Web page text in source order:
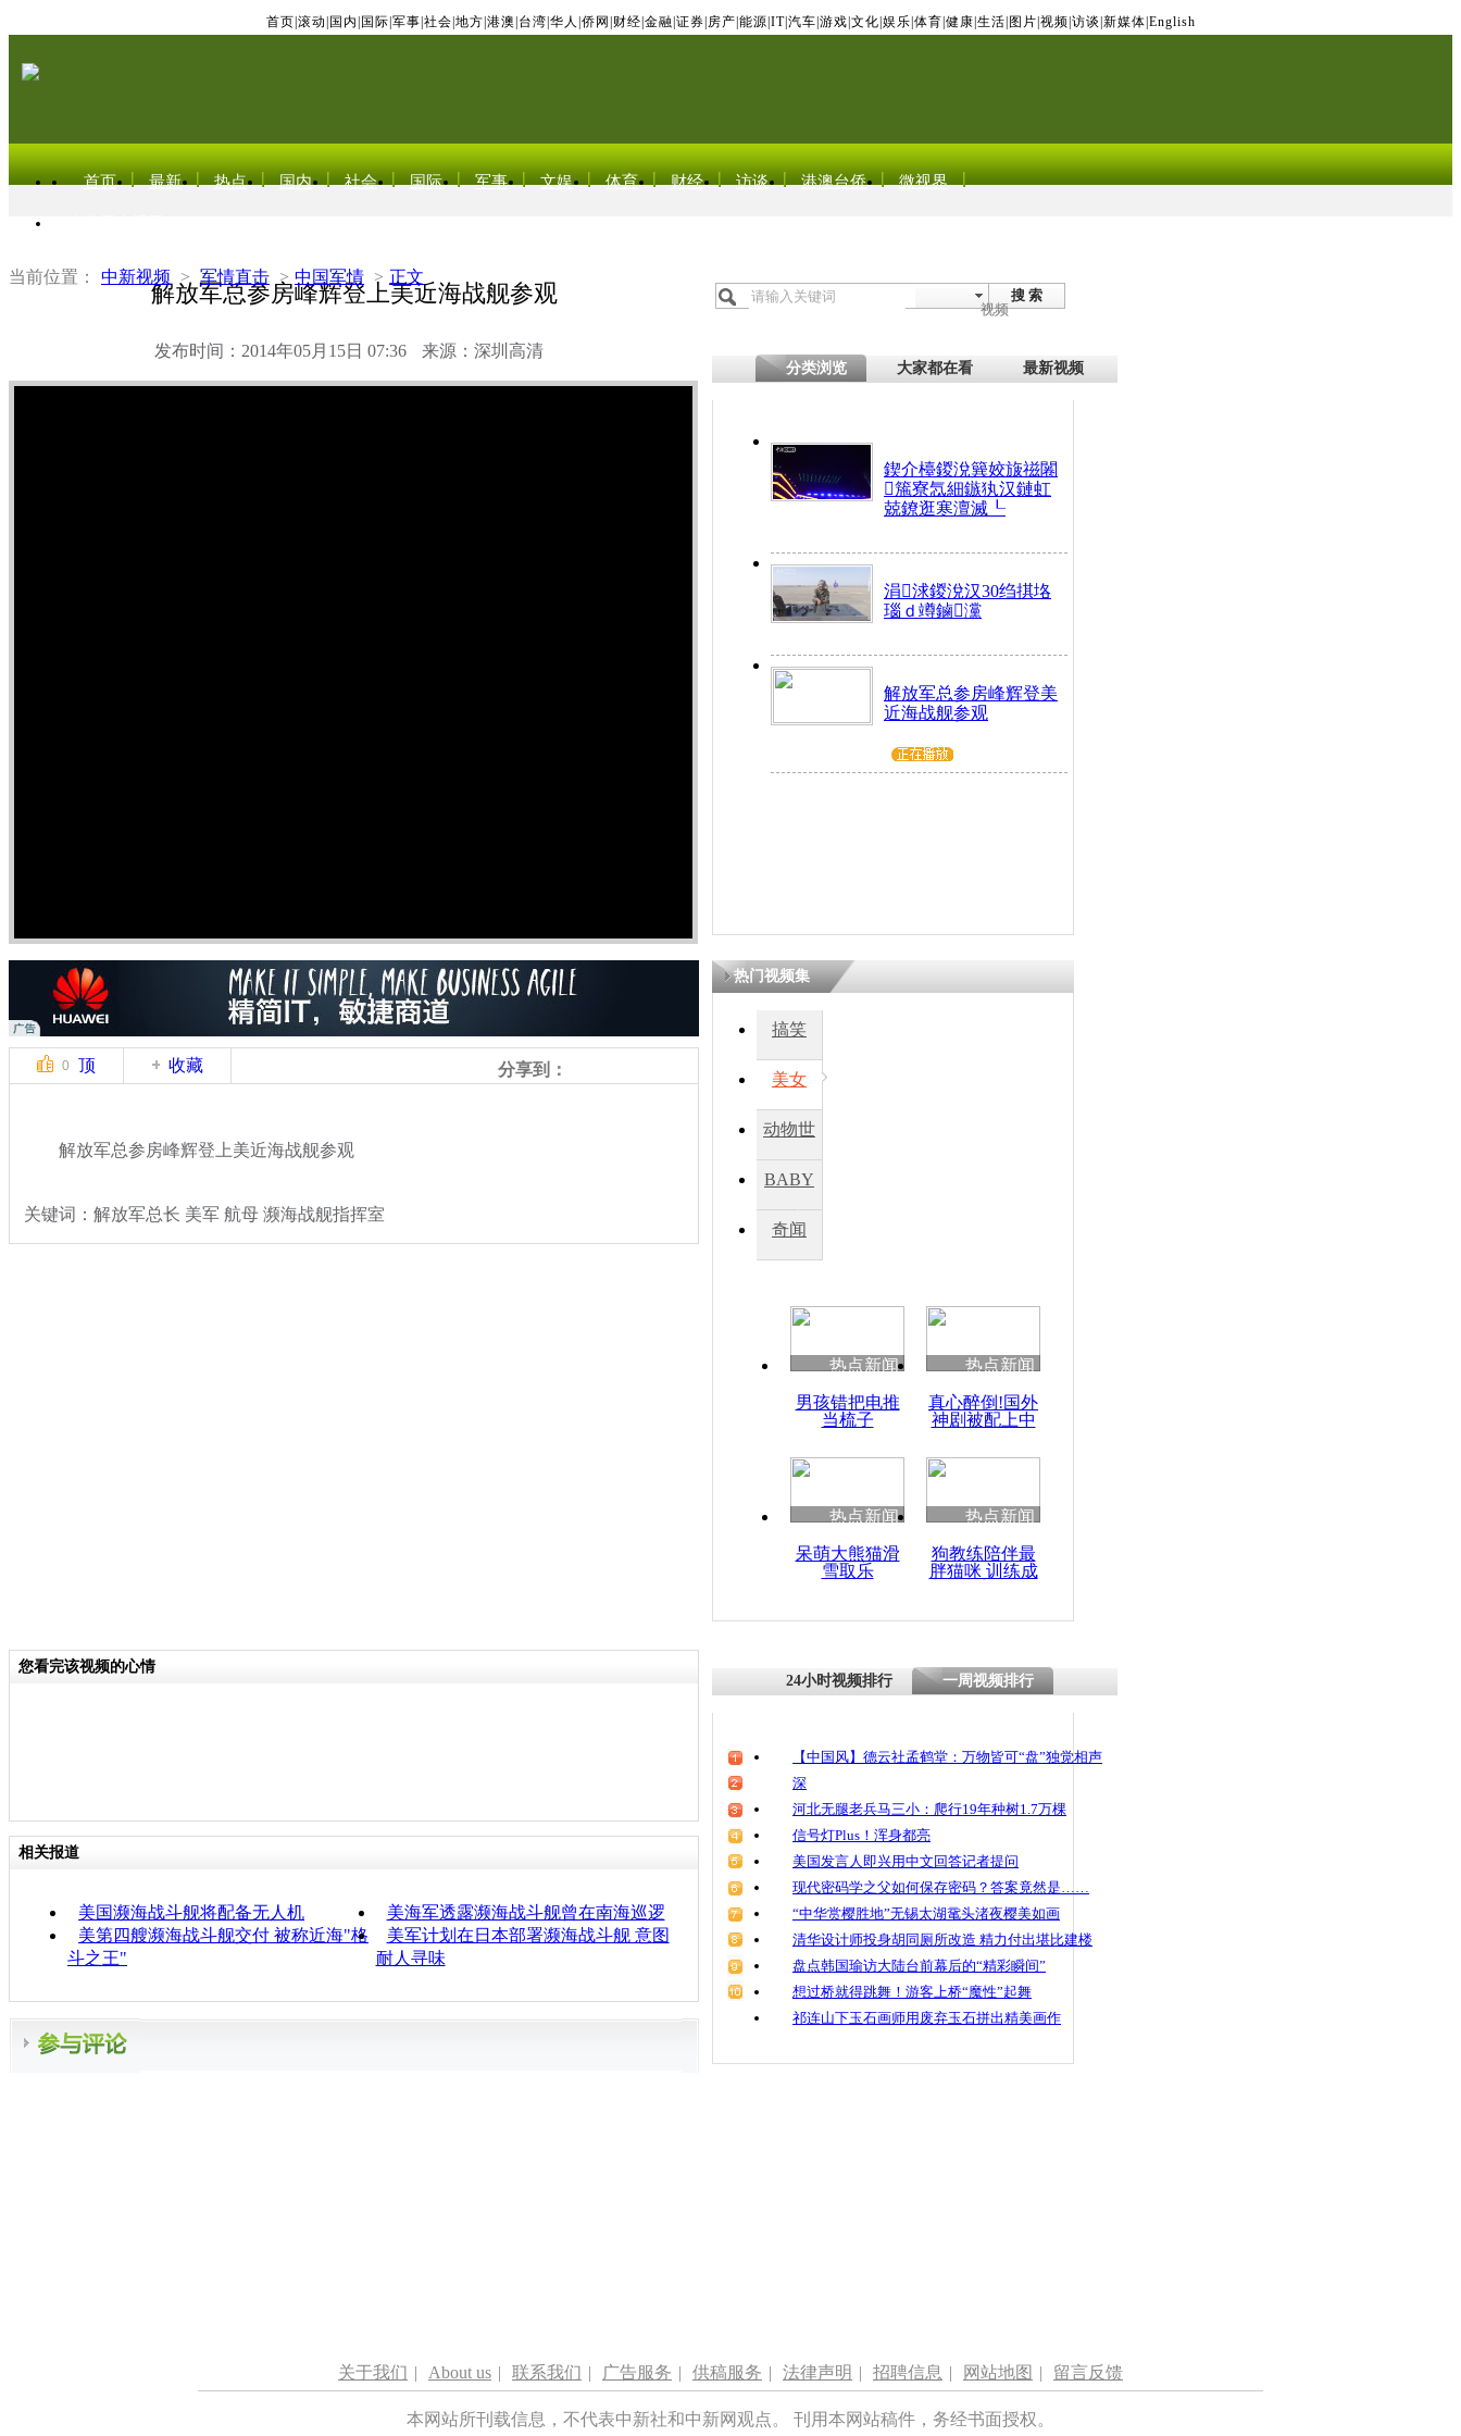
首页 滚动 国内 国际 军事 社会 地方 港澳 台湾 华人 侨网 财经 金融 证券 房产 能源 IT| 汽车 游戏 文化 娱乐 体育 健康 生活 图片 视频 访谈 新媒体 English
首页 最新 热点 国内 社会 国际 军事 文娱 体育 财经 访谈 港澳台侨 微视界
当前位置： 中新视频 > 军情直击 > 中国军情 > 正文
解放军总参房峰辉登上美近海战舰参观
发布时间：2014年05月15日 07:36 来源：深圳高清
搜 索
视频
分类浏览 大家都在看 最新视频
鍥介檯鍐涗簨姣旇禌闂
箷寮忥細鏃犱汉鏈虹
兢鐐逛寒澶滅┖
涓浗鍐涗汉30绉掑垎
瑙ｄ竴鏀灙
解放军总参房峰辉登美
近海战舰参观
0 顶 收藏 分享到：
解放军总参房峰辉登上美近海战舰参观
关键词：解放军总长 美军 航母 濒海战舰指挥室
热门视频集
搞笑
美女
动物世
BABY
秀
奇闻
热点新闻
男孩错把电推
当梳子
热点新闻
真心醉倒!国外
神剧被配上中
热点新闻
呆萌大熊猫滑
雪取乐
热点新闻
狗教练陪伴最
胖猫咪 训练成
您看完该视频的心情
相关报道
美国濒海战斗舰将配备无人机
美海军透露濒海战斗舰曾在南海巡逻
美第四艘濒海战斗舰交付 被称近海"格
斗之王"
美军计划在日本部署濒海战斗舰 意图
耐人寻味
24小时视频排行 一周视频排行
【中国风】德云社孟鹤堂：万物皆可“盘”独觉相声
深
河北无腿老兵马三小：爬行19年种树1.7万棵
信号灯Plus！浑身都亮
美国发言人即兴用中文回答记者提问
现代密码学之父如何保存密码？答案竟然是……
“中华赏樱胜地”无锡太湖鼋头渚夜樱美如画
清华设计师投身胡同厕所改造 精力付出堪比建楼
盘点韩国瑜访大陆台前幕后的“精彩瞬间”
想过桥就得跳舞！游客上桥“魔性”起舞
祁连山下玉石画师用废弃玉石拼出精美画作
关于我们 | About us | 联系我们 | 广告服务 | 供稿服务 | 法律声明 | 招聘信息 | 网站地图 | 留言反馈
本网站所刊载信息，不代表中新社和中新网观点。 刊用本网站稿件，务经书面授权。